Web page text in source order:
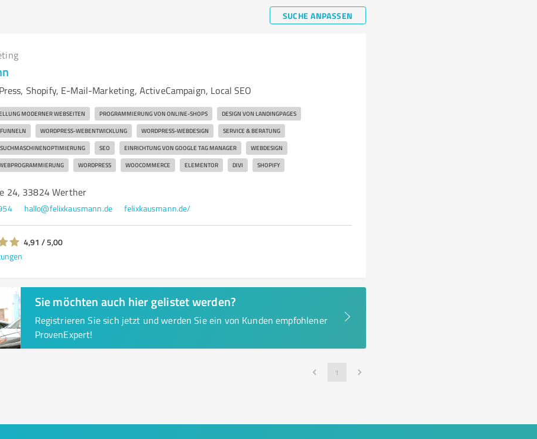
SUCHE ANPASSEN
Shopify, E-Mail-Marketing, ActiveCampaign, Local SEO
MODERNER WEBSEITEN PROGRAMMIERUNG VON ONLINE-SHOPS DESIGN VON LANDINGPAGES
WORDPRESS-WEBENTWICKLUNG WORDPRESS-WEBDESIGN SERVICE & BERATUNG
SUCHMASCHINENOPTIMIERUNG SEO EINRICHTUNG VON GOOGLE TAG MANAGER WEBDESIGN
WORDPRESS WOOCOMMERCE ELEMENTOR DIVI SHOPIFY
24, 33824 Werther
hallo@felixkausmann.de felixkausmann.de/
4,91 / 5,00
Sie möchten auch hier gelistet werden?
Registrieren Sie sich jetzt und werden Sie ein von Kunden empfohlener
ProvenExpert!
1